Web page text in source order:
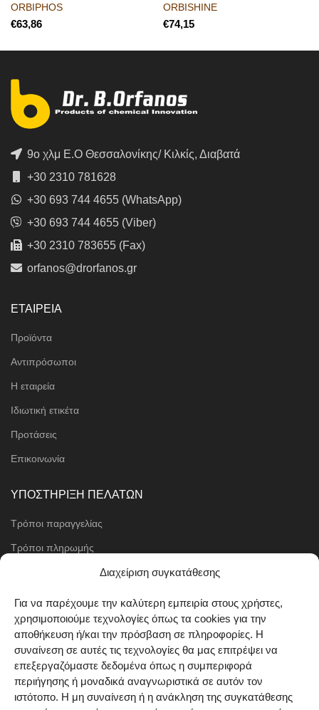
Διαχείριση συγκατάθεσης
Για να παρέχουμε την καλύτερη εμπειρία στους χρήστες,
χρησιμοποιούμε τεχνολογίες όπως τα cookies για την
αποθήκευση ή/και την πρόσβαση σε πληροφορίες. Η
συναίνεση σε αυτές τις τεχνολογίες θα μας επιτρέψει να
επεξεργαζόμαστε δεδομένα όπως η συμπεριφορά
περιήγησης ή μοναδικά αναγνωριστικά σε αυτόν τον
ιστότοπο. Η μη συναίνεση ή η ανάκληση της συγκατάθεσης
ORBIPHOS
€
ORBISHINE
€
9ο χλμ Ε.Ο Θεσσαλονίκης/ Κιλκίς, Διαβατά
+30 2310 781628
+30 693 744 4655 (WhatsApp)
+30 693 744 4655 (Viber)
+30 2310 783655 (Fax)
orfanos@drorfanos.gr
ΕΤΑΙΡΕΙΑ
Προϊόντα
Αντιπρόσωποι
Η εταιρεία
Ιδιωτική ετικέτα
Προτάσεις
Επικοινωνία
ΥΠΟΣΤΗΡΙΞΗ ΠΕΛΑΤΩΝ
Τρόποι παραγγελίας
Τρόποι πληρωμής
Μέθοδοι αποστολής
Όροι χρήσης
Cookie Policy (EU)
ΑΚΟΛΟΥΘΗΣΤΕ ΜΑΣ